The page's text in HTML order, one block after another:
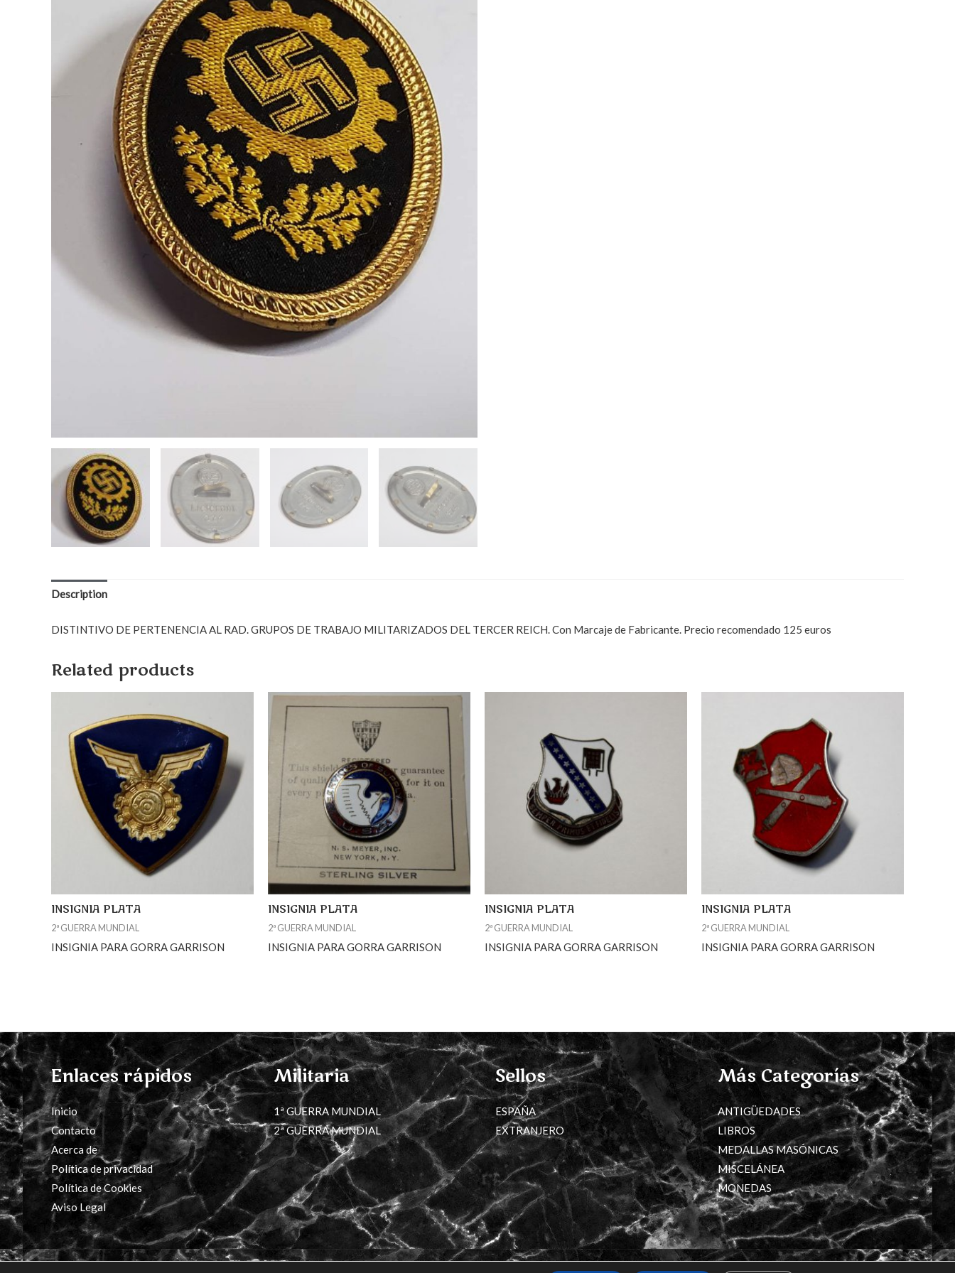
Description
DISTINTIVO DE PERTENENCIA AL RAD. GRUPOS DE TRABAJO MILITARIZADOS DEL TERCER REICH. Con Marcaje de Fabricante. Precio recomendado 125 euros
Related products
INSIGNIA PLATA
2ª GUERRA MUNDIAL
INSIGNIA PARA GORRA GARRISON
INSIGNIA PLATA
2ª GUERRA MUNDIAL
INSIGNIA PARA GORRA GARRISON
INSIGNIA PLATA
2ª GUERRA MUNDIAL
INSIGNIA PARA GORRA GARRISON
INSIGNIA PLATA
2ª GUERRA MUNDIAL
INSIGNIA PARA GORRA GARRISON
Enlaces rápidos
Inicio
Contacto
Acerca de
Política de privacidad
Política de Cookies
Aviso Legal
Militaria
1ª GUERRA MUNDIAL
2ª GUERRA MUNDIAL
Sellos
ESPAÑA
EXTRANJERO
Más Categorías
ANTIGÜEDADES
LIBROS
MEDALLAS MASÓNICAS
MISCELÁNEA
MONEDAS